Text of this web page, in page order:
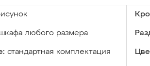
любого размера
стандартная комплектация